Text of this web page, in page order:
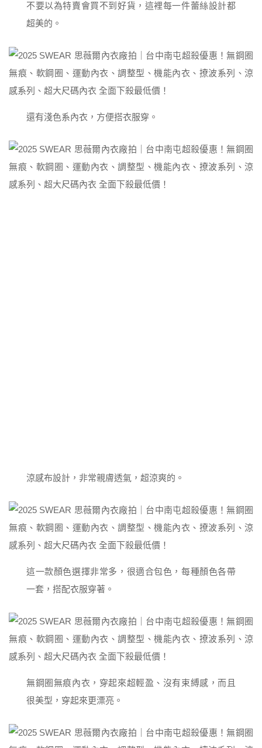
不要以為特賣會買不到好貨，這裡每一件蕾絲設計都
超美的。
還有淺色系內衣，方便搭衣服穿。
涼感布設計，非常親膚透氣，超涼爽的。
這一款顏色選擇非常多，很適合包色，每種顏色各帶
一套，搭配衣服穿著。
無鋼圈無痕內衣，穿起來超輕盈、沒有束縛感，而且
很美型，穿起來更漂亮。